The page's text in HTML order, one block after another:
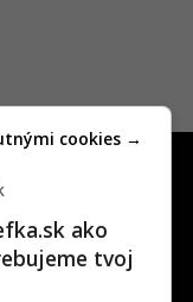
na
ako
tvoj
cookies →